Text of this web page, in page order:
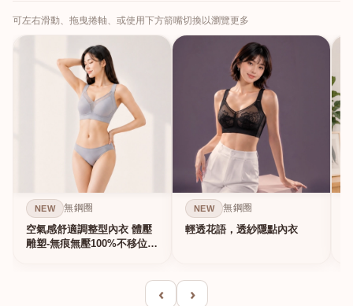
可左右滑動、拖曳捲軸、或使用下方箭嘴切換以瀏覽更多
NEW 無鋼圈
空氣感舒適調整型內衣 體壓
雕塑-無痕無壓100%不移位的
NEW 無鋼圈
輕透花語，透紗隱點內衣
‹ ›